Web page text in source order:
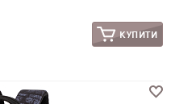
КУПИТИ